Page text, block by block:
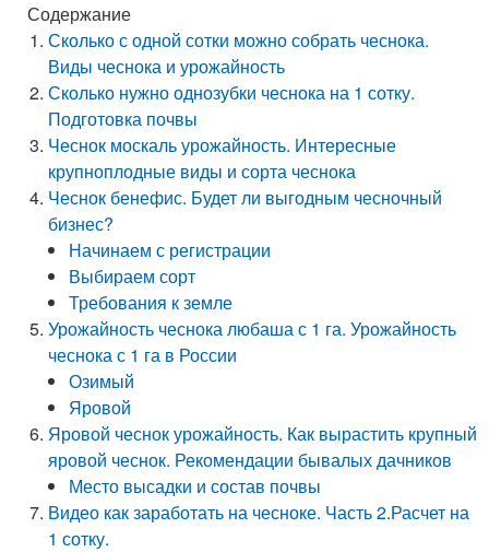
Содержание
Сколько с одной сотки можно собрать чеснока.
Виды чеснока и урожайность
Сколько нужно однозубки чеснока на 1 сотку.
Подготовка почвы
Чеснок москаль урожайность. Интересные
крупноплодные виды и сорта чеснока
Чеснок бенефис. Будет ли выгодным чесночный
бизнес?
Начинаем с регистрации
Выбираем сорт
Требования к земле
Урожайность чеснока любаша с 1 га. Урожайность
чеснока с 1 га в России
Озимый
Яровой
Яровой чеснок урожайность. Как вырастить крупный
яровой чеснок. Рекомендации бывалых дачников
Место высадки и состав почвы
Видео как заработать на чесноке. Часть 2.Расчет на
1 сотку.